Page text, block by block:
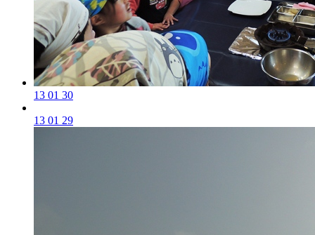
13 01 30
13 01 29